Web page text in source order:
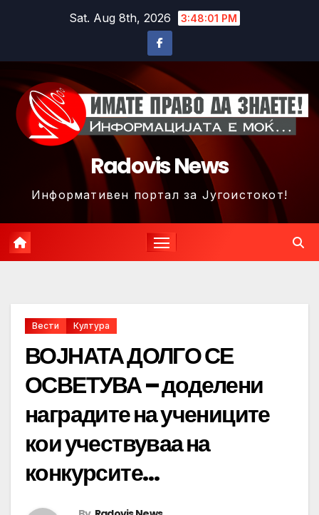
Sat. Aug 8th, 2026 3:48:04 PM
Radovis News
Информативен портал за Југоистокот!
Вести Култура
ВОЈНАТА ДОЛГО СЕ
ОСВЕТУВА – доделени
наградите на учениците
кои учествуваа на
конкурсите…